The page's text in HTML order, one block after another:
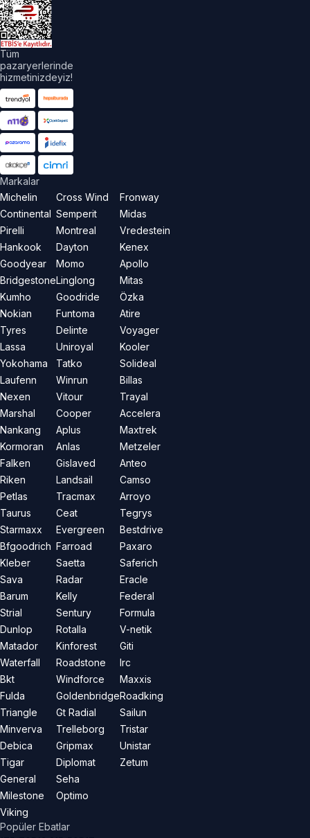
Tüm
pazaryerlerinde
hizmetinizdeyiz!
Markalar
Michelin
Continental
Pirelli
Hankook
Goodyear
Bridgestone
Kumho
Nokian
Tyres
Lassa
Yokohama
Laufenn
Nexen
Marshal
Nankang
Kormoran
Falken
Riken
Petlas
Taurus
Starmaxx
Bfgoodrich
Kleber
Sava
Barum
Strial
Dunlop
Matador
Waterfall
Bkt
Fulda
Triangle
Minverva
Debica
Tigar
General
Milestone
Viking
Cross Wind
Semperit
Montreal
Dayton
Momo
Linglong
Goodride
Funtoma
Delinte
Uniroyal
Tatko
Winrun
Vitour
Cooper
Aplus
Anlas
Gislaved
Landsail
Tracmax
Ceat
Evergreen
Farroad
Saetta
Radar
Kelly
Sentury
Rotalla
Kinforest
Roadstone
Windforce
Goldenbridge
Gt Radial
Trelleborg
Gripmax
Diplomat
Seha
Optimo
Fronway
Midas
Vredestein
Kenex
Apollo
Mitas
Özka
Atire
Voyager
Kooler
Solideal
Billas
Trayal
Accelera
Maxtrek
Metzeler
Anteo
Camso
Arroyo
Tegrys
Bestdrive
Paxaro
Saferich
Eracle
Federal
Formula
V-netik
Giti
Irc
Maxxis
Roadking
Sailun
Tristar
Unistar
Zetum
Popüler Ebatlar